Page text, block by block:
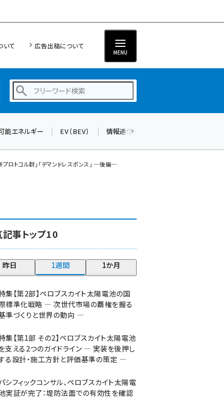
いて 広告出稿について
MENU
新井 (350)
ngn (272)
大串 (216)
aitras (180)
タンデム (145)
能エネルギー EV（BEV） 情報通信（ICT）
ロトコル群」「デマンドレスポンス」 ─後編─
記事トップ10
昨日 1週間 1か月
集【第2部】ペロブスカイト太陽電池の国
標準化戦略 ― 次世代市場の覇権を握る
準づくりと世界の動向 ―
集【第1部 その2】ペロブスカイト太陽電池
支える2つのガイドライン ― 実装を後押し
る設計・施工方針と評価基準の策定 ―
シフィックコンサル、ペロブスカイト太陽電
実証が完了：堤防法面での有効性を確認